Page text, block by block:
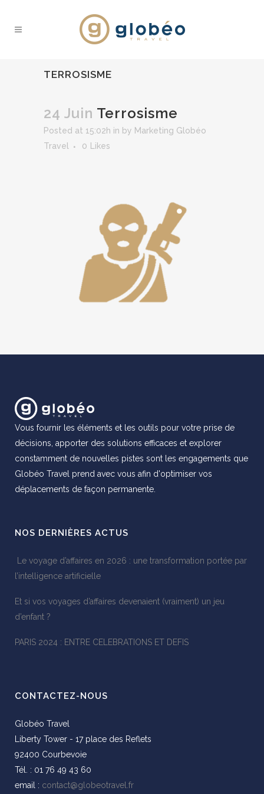
TERROSISME
24 Juin Terrosisme
Posted at 15:02h in by Marketing Globéo
Travel
0 Likes
Vous fournir les éléments et les outils pour votre prise de
décisions, apporter des solutions efficaces et explorer
constamment de nouvelles pistes sont les engagements que
Globéo Travel prend avec vous afin d'optimiser vos
déplacements de façon permanente.
NOS DERNIÈRES ACTUS
Le voyage d’affaires en 2026 : une transformation portée par
l’intelligence artificielle
Et si vos voyages d’affaires devenaient (vraiment) un jeu
d’enfant ?
PARIS 2024 : ENTRE CELEBRATIONS ET DEFIS
CONTACTEZ-NOUS
Globéo Travel
Liberty Tower - 17 place des Reflets
92400 Courbevoie
Tél. : 01 76 49 43 60
email : contact@globeotravel.fr